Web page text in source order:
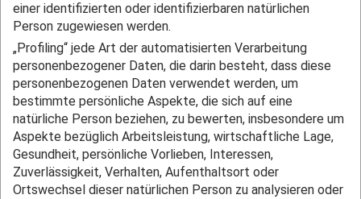
einer identifizierten oder identifizierbaren natürlichen
Person zugewiesen werden.
„Profiling“ jede Art der automatisierten Verarbeitung
personenbezogener Daten, die darin besteht, dass diese
personenbezogenen Daten verwendet werden, um
bestimmte persönliche Aspekte, die sich auf eine
natürliche Person beziehen, zu bewerten, insbesondere um
Aspekte bezüglich Arbeitsleistung, wirtschaftliche Lage,
Gesundheit, persönliche Vorlieben, Interessen,
Zuverlässigkeit, Verhalten, Aufenthaltsort oder
Ortswechsel dieser natürlichen Person zu analysieren oder